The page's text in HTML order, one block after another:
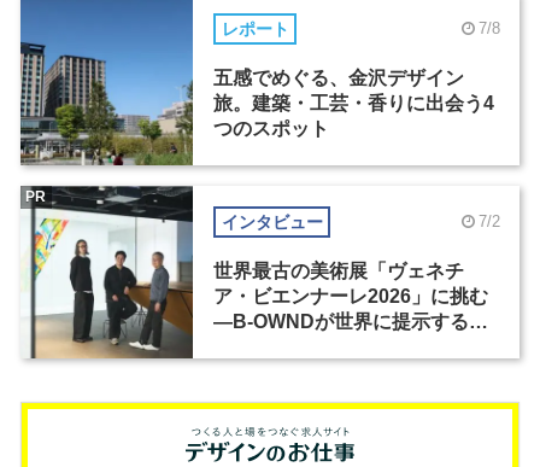
レポート 7/8
五感でめぐる、金沢デザイン
旅。建築・工芸・香りに出会う4
つのスポット
インタビュー 7/2
世界最古の美術展「ヴェネチ
ア・ビエンナーレ2026」に挑む
―B-OWNDが世界に提示する美
PR